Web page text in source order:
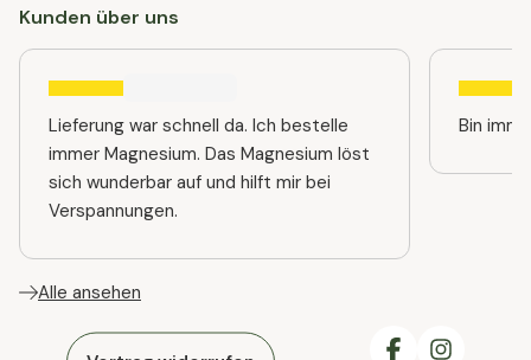
Kunden über uns
Lieferung war schnell da. Ich bestelle
immer Magnesium. Das Magnesium löst
sich wunderbar auf und hilft mir bei
Verspannungen.
Alle ansehen